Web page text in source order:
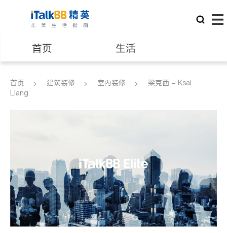
首页 生活
医生 律师
养老 非盈利组织
首页 建筑装修 室内装修
梁克西 - Ksai
Liang